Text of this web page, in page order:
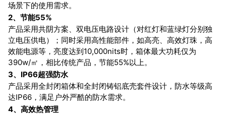
场景下的使用需求。
2、节能55%
产品采用共阴方案、双电压电路设计（对红灯和蓝绿灯分别独
立电压供电）；同时采用高性能部件，如高亮、高效灯珠，高
效能电源等，亮度达到10,000nits时，箱体最大功耗仅为
390w/㎡，相比传统产品，节能55%以上。
3、IP66超强防水
产品采用全封闭箱体和全封闭铸铝底壳套件设计，防水等级高
达IP66，满足户外严酷的防水需求。
4、高效热管理